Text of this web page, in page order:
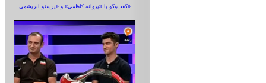
گفت‌وگو با «پروانه کاظمی» و «پرستو‌ ابریشمی»